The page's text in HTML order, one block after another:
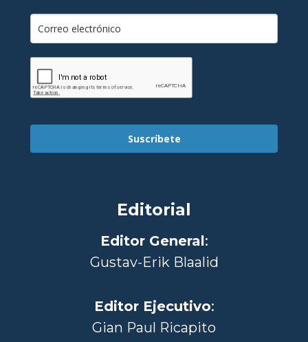
Suscríbete
Editorial
Editor General:
Gustav-Erik Blaalid
Editor Ejecutivo:
Gian Paul Ricapito